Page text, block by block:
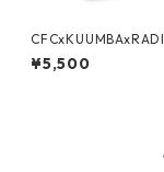
¥5,500